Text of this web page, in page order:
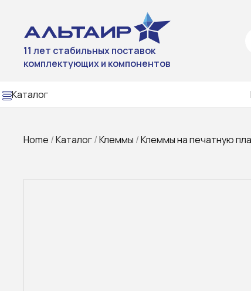
11 лет стабильных поставок
комплектующих и компонентов
Каталог
Home /Каталог/Клеммы /Клеммы на печатную